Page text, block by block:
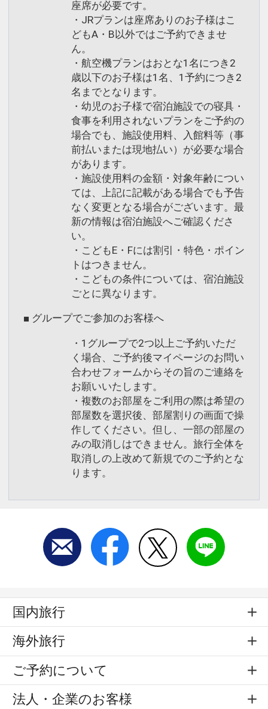
座席が必要です。
・JRプランは座席ありのお子様はこ
どもA・B以外ではご予約できませ
ん。
・航空機プランはおとな1名につき2
歳以下のお子様は1名、1予約につき2
名までとなります。
・幼児のお子様で宿泊施設での寝具・
食事を利用されないプランをご予約の
場合でも、施設使用料、入館料等（事
前払いまたは現地払い）が必要な場合
があります。
・施設使用料の金額・対象年齢につい
ては、上記に記載がある場合でも予告
なく変更となる場合がございます。最
新の情報は宿泊施設へご確認くださ
い。
・こどもE・Fには割引・特色・ポイン
トはつきません。
・こどもの条件については、宿泊施設
ごとに異なります。
■ グループでご参加のお客様へ
・1グループで2つ以上ご予約いただ
く場合、ご予約後マイページのお問い
合わせフォームからその旨のご連絡を
お願いいたします。
・複数のお部屋をご利用の際は希望の
部屋数を選択後、部屋割りの画面で操
作してください。但し、一部の部屋の
みの取消しはできません。旅行全体を
取消しの上改めて新規でのご予約とな
ります。
国内旅行
海外旅行
ご予約について
法人・企業のお客様